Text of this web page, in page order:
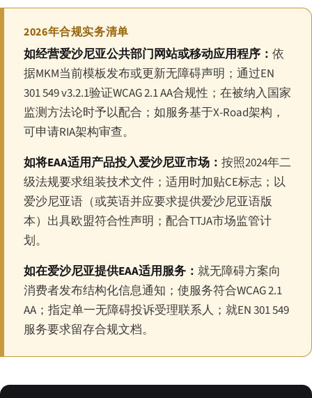
2026年合规实务清单
如经营爱沙尼亚公共部门网站或移动应用程序： 依
据MKM当前模板发布或更新无障碍声明；通过EN
301 549 v3.2.1验证WCAG 2.1 AA合规性；在被纳入国家
监测方法论时予以配合；如服务基于X-Road架构，
可申请RIA架构审查。
如将EAA适用产品投入爱沙尼亚市场： 按照2024年二
级法规要求组装技术文件；适用时加贴CE标志；以
爱沙尼亚语（或英语并应要求提供爱沙尼亚语版
本）出具欧盟符合性声明；配合TTJA市场监管计
划。
如在爱沙尼亚提供EAA适用服务： 就无障碍方案向
消费者发布结构化信息通知；使服务符合WCAG 2.1
AA；指定单一无障碍投诉受理联系人；就EN 301 549
服务要求留存合规文档。